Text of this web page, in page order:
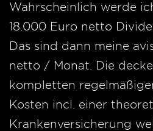
Wahrscheinlich werde
18.000 Euro netto
Das sind dann meine
netto / Monat. Die
kompletten
Kosten incl. einer
Krankenversicherung